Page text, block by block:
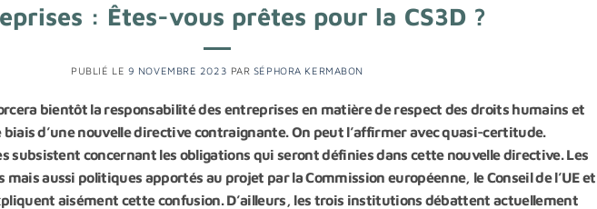
: Êtes-vous prêtes pour la CS3D ?
PUBLIÉ LE 9 NOVEMBRE 2023 PAR SÉPHORA KERMABON
bientôt la responsabilité des entreprises en matière de respect des droits humains et
d’une nouvelle directive contraignante. On peut l’affirmer avec quasi-certitude.
subsistent concernant les obligations qui seront définies dans cette nouvelle directive. Les
aussi politiques apportés au projet par la Commission européenne, le Conseil de l’UE et
aisément cette confusion. D’ailleurs, les trois institutions débattent actuellement